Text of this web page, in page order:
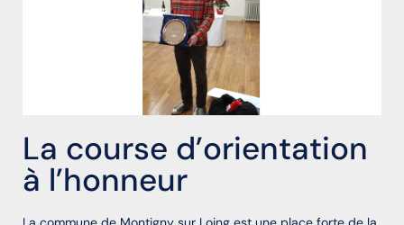
La course d’orientation
à l’honneur